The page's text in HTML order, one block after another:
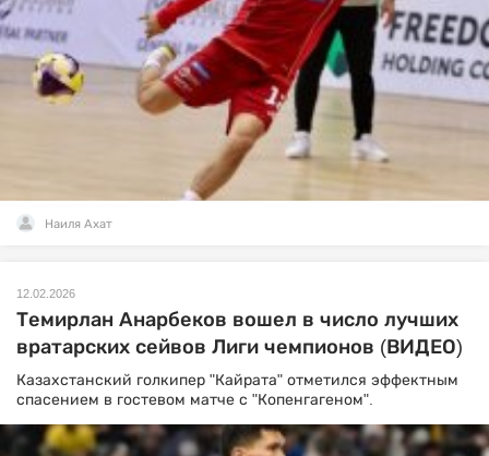
Наиля Ахат
12.02.2026
Темирлан Анарбеков вошел в число лучших
вратарских сейвов Лиги чемпионов (ВИДЕО)
Казахстанский голкипер "Кайрата" отметился эффектным
спасением в гостевом матче с "Копенгагеном".